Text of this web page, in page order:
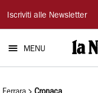
La
Nuova
Ferrara
Iscriviti alle Newsletter
MENU